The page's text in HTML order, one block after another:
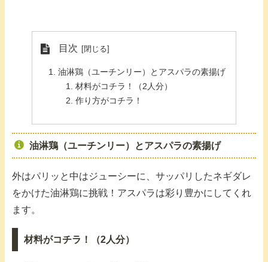
目次
油淋鶏（ユーチンリー）とアスパラの素揚げ
材料がコチラ！（2人分）
作り方がコチラ！
油淋鶏（ユーチンリー）とアスパラの素揚げ
外はパリッと中はジューシーに、サッパリしたネギダレ
をかけた油淋鶏に挑戦！アスパラは彩り豊かにしてくれ
ます。
材料がコチラ！（2人分）